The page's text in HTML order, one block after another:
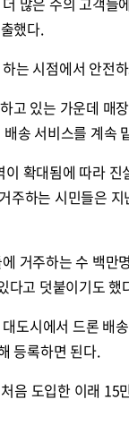
했다.
는 시점에서 안전
고 있는 가운데 매
송 서비스를 계속
확대됨에 따라
주하는 시민들은
거주하는 수 백
다고 덧붙이기도 했
도시에서 드론 배
등록하면 된다.
음 도입한 이래